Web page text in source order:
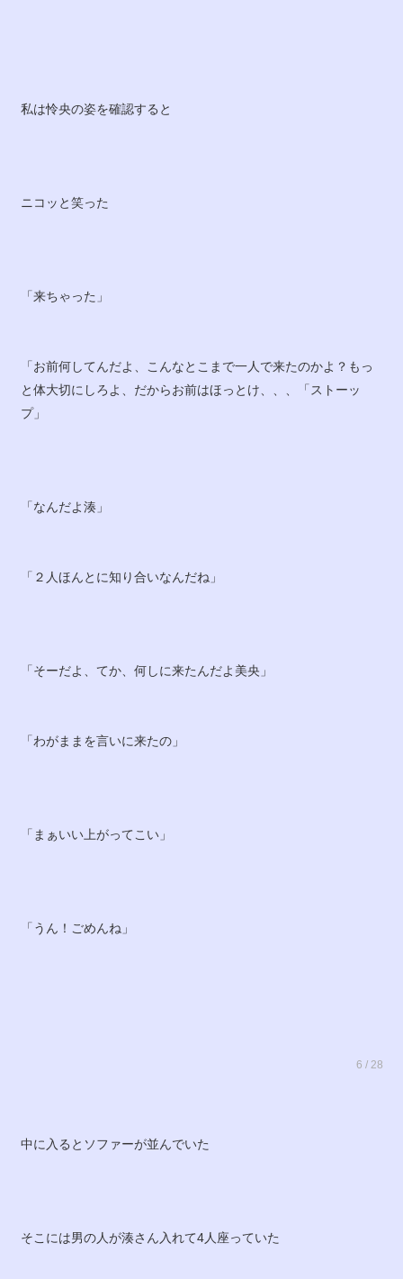
私は怜央の姿を確認すると
ニコッと笑った
「来ちゃった」
「お前何してんだよ、こんなとこまで一人で来たのかよ？もっ
と体大切にしろよ、だからお前はほっとけ、、、「ストーッ
プ」
「なんだよ湊」
「２人ほんとに知り合いなんだね」
「そーだよ、てか、何しに来たんだよ美央」
「わがままを言いに来たの」
「まぁいい上がってこい」
「うん！ごめんね」
6 / 28
中に入るとソファーが並んでいた
そこには男の人が湊さん入れて4人座っていた